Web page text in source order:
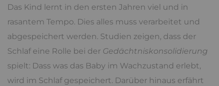
Das Kind lernt in den ersten Jahren viel und in
rasantem Tempo. Dies alles muss verarbeitet und
abgespeichert werden. Studien zeigen, dass der
Schlaf eine Rolle bei der Gedächtniskonsolidierung
spielt: Dass was das Baby im Wachzustand erlebt,
wird im Schlaf gespeichert. Darüber hinaus erfährt